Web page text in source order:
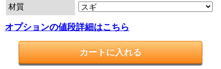
材質
オプションの値段詳細はこちら